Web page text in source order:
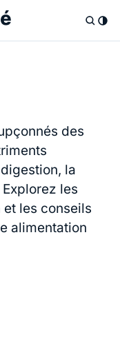
des
la
les
les conseils
alimentation